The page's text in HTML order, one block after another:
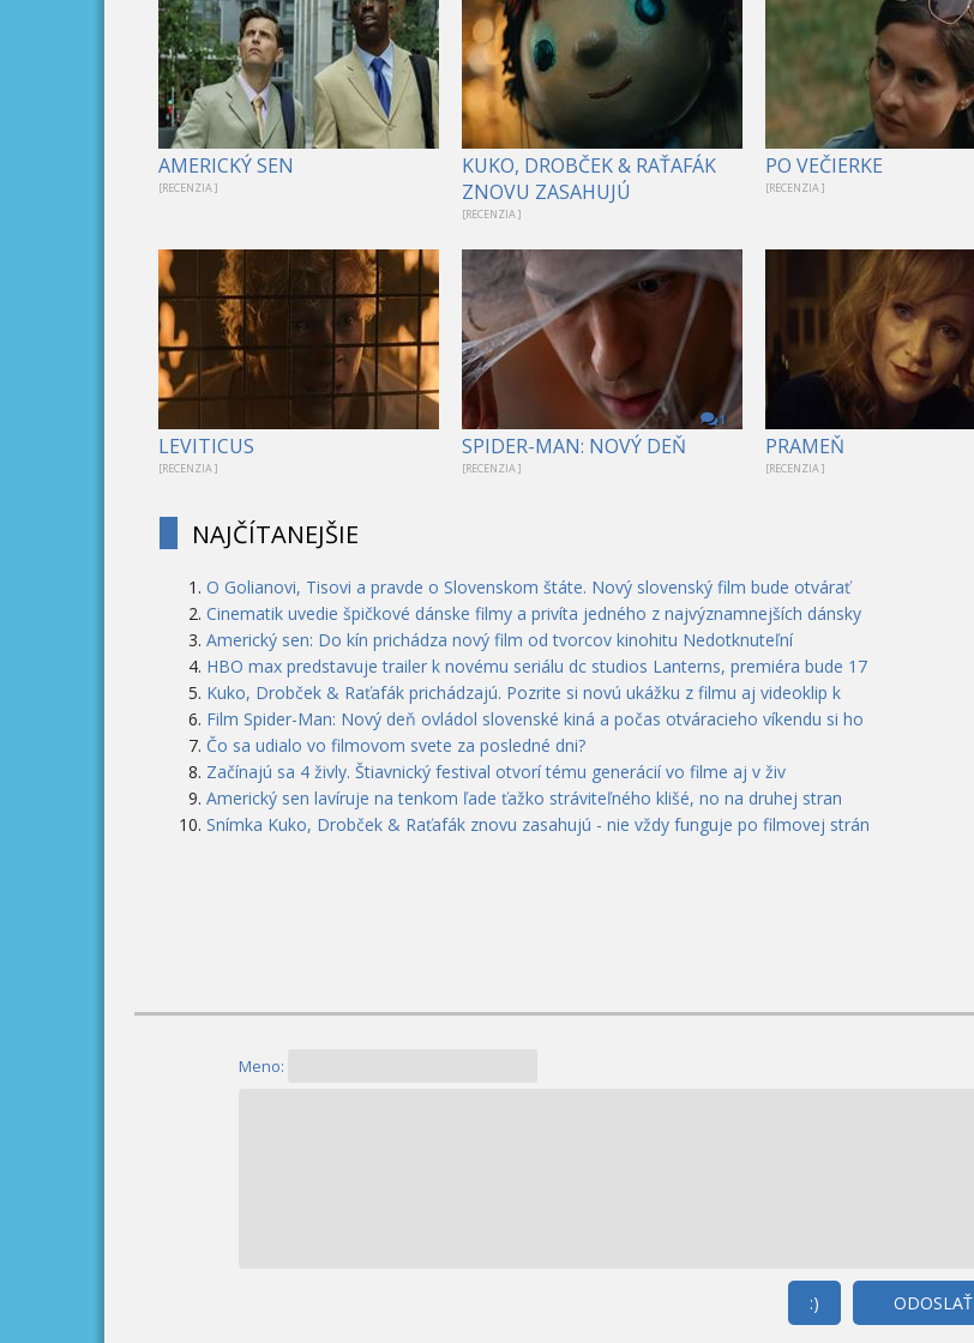
AMERICKÝ SEN
[RECENZIA ]
KUKO, DROBČEK & RAŤAFÁK
ZNOVU ZASAHUJÚ
[RECENZIA ]
PO VEČIERKE
[RECENZIA ]
LEVITICUS
[RECENZIA ]
1
SPIDER-MAN: NOVÝ DEŇ
[RECENZIA ]
PRAMEŇ
[RECENZIA ]
NAJČÍTANEJŠIE
O Golianovi, Tisovi a pravde o Slovenskom štáte. Nový slovenský film bude otvárať
Cinematik uvedie špičkové dánske filmy a privíta jedného z najvýznamnejších dánsky
Americký sen: Do kín prichádza nový film od tvorcov kinohitu Nedotknuteľní
HBO max predstavuje trailer k novému seriálu dc studios Lanterns, premiéra bude 17
Kuko, Drobček & Raťafák prichádzajú. Pozrite si novú ukážku z filmu aj videoklip k
Film Spider-Man: Nový deň ovládol slovenské kiná a počas otváracieho víkendu si ho
Čo sa udialo vo filmovom svete za posledné dni?
Začínajú sa 4 živly. Štiavnický festival otvorí tému generácií vo filme aj v živ
Americký sen lavíruje na tenkom ľade ťažko stráviteľného klišé, no na druhej stran
Snímka Kuko, Drobček & Raťafák znovu zasahujú - nie vždy funguje po filmovej strán
Meno:
ODOSLAŤ
:)